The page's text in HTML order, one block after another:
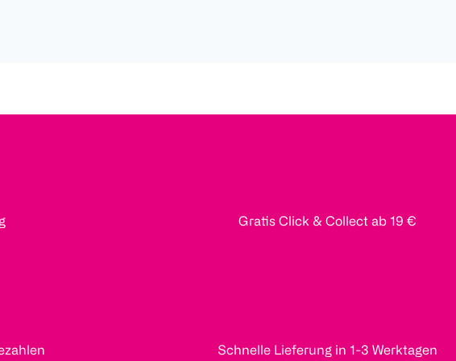
Gratis Click & Collect ab 19 €
Schnelle Lieferung in 1-3 Werktagen